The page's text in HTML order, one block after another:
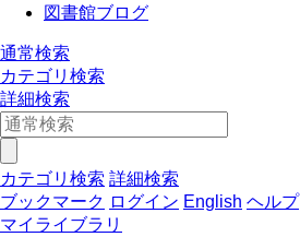
図書館ブログ
通常検索
カテゴリ検索
詳細検索
カテゴリ検索 詳細検索
ブックマーク ログイン English ヘルプ
マイライブラリ